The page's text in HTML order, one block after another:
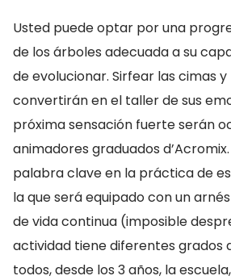
Usted puede optar por una
de los árboles adecuada a su
de evolucionar. Sirfear las cimas
convertirán en el taller de sus
próxima sensación fuerte serán
animadores graduados
palabra clave en la práctica de
la que será equipado con un
de vida continua (imposible
actividad tiene diferentes grados
todos, desde los 3 años, la